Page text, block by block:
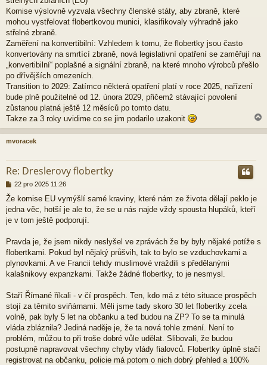
Komise výslovně vyzvala všechny členské státy, aby zbraně, které
mohou vystřelovat flobertkovou munici, klasifikovaly výhradně jako
střelné zbraně.
Zaměření na konvertibilní: Vzhledem k tomu, že flobertky jsou často
konvertovány na smrtící zbraně, nová legislativní opatření se zaměřují na
„konvertibilní“ poplašné a signální zbraně, na které mnoho výrobců přešlo
po dřívějších omezeních.
Transition to 2029: Zatímco některá opatření platí v roce 2025, nařízení
bude plně použitelné od 12. února 2029, přičemž stávající povolení
zůstanou platná ještě 12 měsíců po tomto datu.
Takze za 3 roky uvidime co se jim podarilo uzakonit
a
h
mvoracek
Re: Dreslerovy flobertky
P
í
s
p
e
k
22 pro 2025 11:26
Že komise EU vymýšlí samé kraviny, které nám ze života dělají peklo je
jedna věc, hotší je ale to, že se u nás najde vždy spousta hlupáků, kteří
je v tom ještě podporují.
Pravda je, že jsem nikdy neslyšel ve zprávách že by byly nějaké potíže s
flobertkami. Pokud byl nějaký průšvih, tak to bylo se vzduchovkami a
plynovkami. A ve Francii tehdy muslimové vraždili s předělanými
kalašnikovy expanzkami. Takže žádné flobertky, to je nesmysl.
Staří Římané říkali - v čí prospěch. Ten, kdo má z této situace prospěch
stojí za těmito sviňárnami. Měli jsme tady skoro 30 let flobertky zcela
volně, pak byly 5 let na občanku a teď budou na ZP? To se ta minulá
vláda zbláznila? Jediná naděje je, že ta nová tohle zmėní. Není to
problém, můžou to při troše dobré vůle udělat. Slibovali, že budou
postupně napravovat všechny chyby vlády fialovců. Flobertky úplně stačí
registrovat na občanku, policie má potom o nich dobrý přehled a 100%